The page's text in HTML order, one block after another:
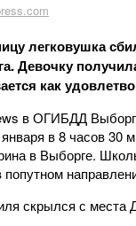
легковушка
Девочку
как
в ОГИБДД
в 8 часов 30
в Выборге.
скрылся с места